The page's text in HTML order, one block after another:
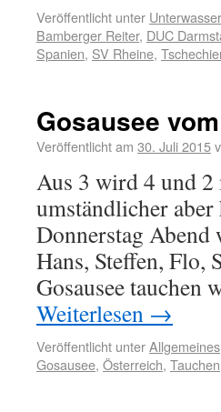
Veröffentlicht unter
Bamberger Reiter, DUC
Spanien, SV Rheine,
Gosausee
Veröffentlicht am 30. Juli 2015
Aus 3 wird 4 und 2
umständlicher
Donnerstag Abend
Hans, Steffen, Flo,
Gosausee
Weiterlesen →
Veröffentlicht unterAllgemeines
Gosausee, Österreich, Tauchen